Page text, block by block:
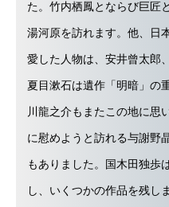
た。竹内栖鳳とならび巨匠
湯河原を訪れます。他、日
愛した人物は、安井曾太郎
夏目漱石は遺作「明暗」の
川龍之介もまたこの地に思
に慰めようと訪れる与謝野
もありました。国木田独歩
し、いくつかの作品を残し